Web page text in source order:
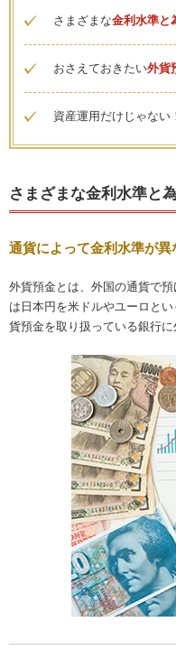
さまざまな金利水準と
おさえておきたい外貨
資産運用だけじゃない
さまざまな金利水準と
通貨によって金利水準が異
外貨預金とは、外国の通貨で
は日本円を米ドルやユーロと
貨預金を取り扱っている銀行に